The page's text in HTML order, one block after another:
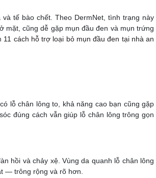
tế bào chết. Theo DermNet, tình trạng này
mặt, cũng dễ gặp mụn đầu đen và mụn trứng
11 cách hỗ trợ loại bỏ mụn đầu đen tại nhà an
lỗ chân lông to, khả năng cao bạn cũng gặp
đúng cách vẫn giúp lỗ chân lông trông gọn
hồi và chảy xệ. Vùng da quanh lỗ chân lông
— trông rộng và rõ hơn.